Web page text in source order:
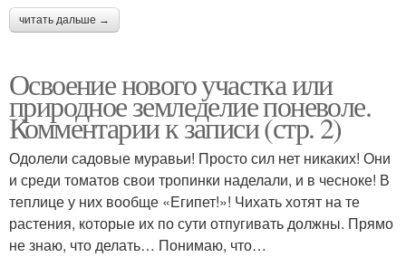
читать дальше →
Освоение нового участка или
природное земледелие поневоле.
Комментарии к записи (стр. 2)
Одолели садовые муравьи! Просто сил нет никаких! Они
и среди томатов свои тропинки наделали, и в чесноке! В
теплице у них вообще «Египет!»! Чихать хотят на те
растения, которые их по сути отпугивать должны. Прямо
не знаю, что делать… Понимаю, что…